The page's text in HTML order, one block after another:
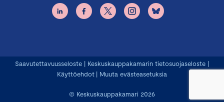
© Keskuskauppakamari 2026
Saavutettavuusseloste | Keskuskauppakamarin tietosuojaseloste |
Käyttöehdot | Muuta evästeasetuksia